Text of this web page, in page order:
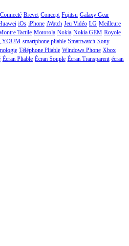
Brevet Concept Fujitsu Galaxy Gear
iOs iPhone iWatch Jeu Vidéo LG Meilleure
Tactile Motorola Nokia Nokia GEM Royole
YOUM smartphone pliable Smartwatch Sony
Téléphone Pliable Windows Phone Xbox
Écran Pliable Écran Souple Écran Transparent écran